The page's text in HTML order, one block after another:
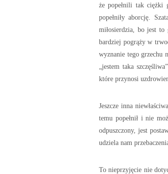
że popełnili tak ciężki
popełniły aborcję.
miłosierdzia, bo jest
bardziej pogrąży w
wyznanie tego grzechu
„jestem taka
które przynosi
Jeszcze inna
temu popełnił i nie
odpuszczony, jest
udziela nam
To nieprzyjęcie nie